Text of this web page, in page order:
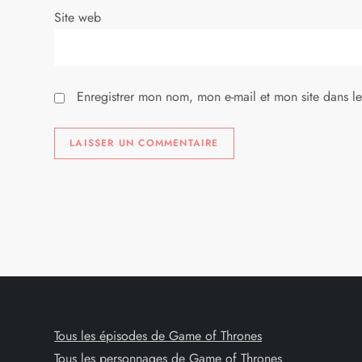
t
c
l
Site web
Enregistrer mon nom, mon e-mail et mon site dans
Tous les épisodes de Game of Thrones